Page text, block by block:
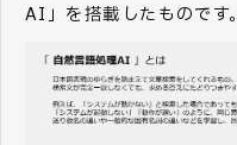
AI」を搭載したものです。